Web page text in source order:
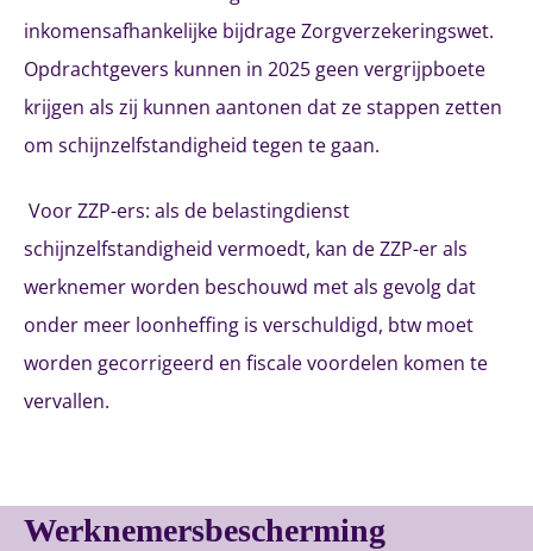
inkomensafhankelijke bijdrage Zorgverzekeringswet.
Opdrachtgevers kunnen in 2025 geen vergrijpboete
krijgen als zij kunnen aantonen dat ze stappen zetten
om schijnzelfstandigheid tegen te gaan.
Voor ZZP-ers: als de belastingdienst
schijnzelfstandigheid vermoedt, kan de ZZP-er als
werknemer worden beschouwd met als gevolg dat
onder meer loonheffing is verschuldigd, btw moet
worden gecorrigeerd en fiscale voordelen komen te
vervallen.
Werknemersbescherming